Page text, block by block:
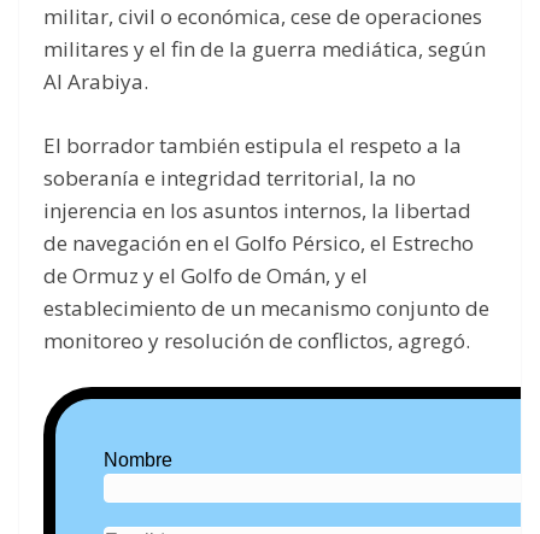
militar, civil o económica, cese de operaciones
militares y el fin de la guerra mediática, según
Al Arabiya.
El borrador también estipula el respeto a la
soberanía e integridad territorial, la no
injerencia en los asuntos internos, la libertad
de navegación en el Golfo Pérsico, el Estrecho
de Ormuz y el Golfo de Omán, y el
establecimiento de un mecanismo conjunto de
monitoreo y resolución de conflictos, agregó.
Nombre